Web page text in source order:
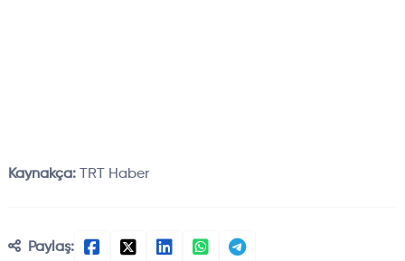
Kaynakça: TRT Haber
Paylaş: